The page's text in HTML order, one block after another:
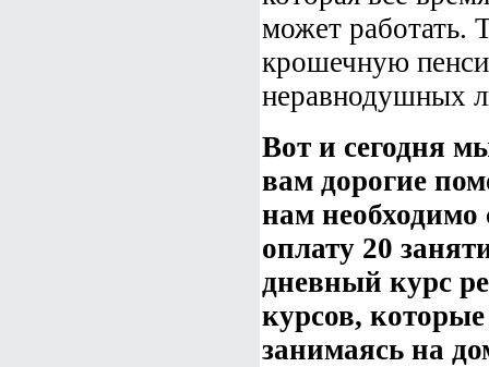
может работать.
крошечную
неравнодушных
Вот и сегодня
вам дорогие
нам необходимо
оплату 20
дневный курс
курсов,
занимаясь на